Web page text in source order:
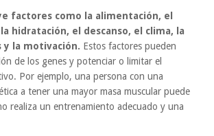
factores como la alimentación, el
hidratación, el descanso, el clima, la
la motivación. Estos factores pueden
de los genes y potenciar o limitar el
Por ejemplo, una persona con una
a tener una mayor masa muscular puede
realiza un entrenamiento adecuado y una